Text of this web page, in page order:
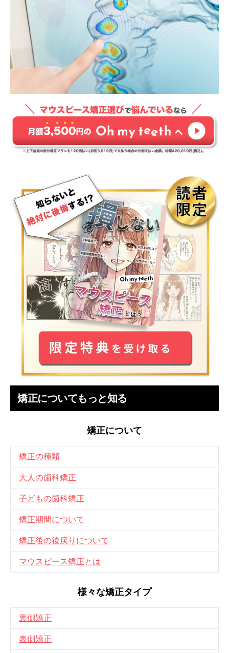
矯正についてもっと知る
矯正について
矯正の種類
大人の歯科矯正
子どもの歯科矯正
矯正期間について
矯正後の後戻りについて
マウスピース矯正とは
様々な矯正タイプ
裏側矯正
表側矯正